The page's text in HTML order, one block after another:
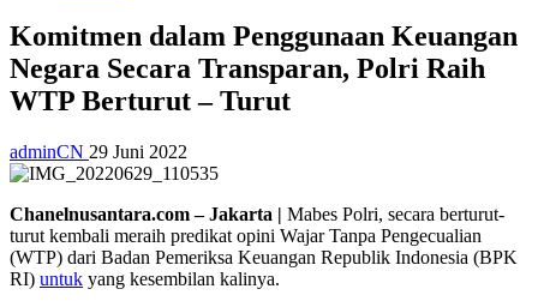
Komitmen dalam Penggunaan Keuangan
Negara Secara Transparan, Polri Raih
WTP Berturut – Turut
adminCN 29 Juni 2022
Chanelnusantara.com – Jakarta | Mabes Polri, secara berturut-
turut kembali meraih predikat opini Wajar Tanpa Pengecualian
(WTP) dari Badan Pemeriksa Keuangan Republik Indonesia (BPK
RI) untuk yang kesembilan kalinya.